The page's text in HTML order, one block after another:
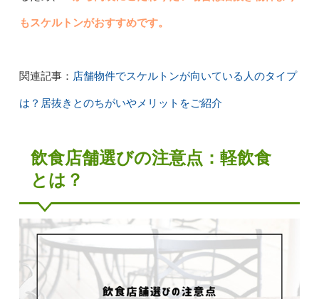
もスケルトンがおすすめです。
関連記事： 店舗物件でスケルトンが向いている人のタイプ
は？居抜きとのちがいやメリットをご紹介
飲食店舗選びの注意点：軽飲食
とは？